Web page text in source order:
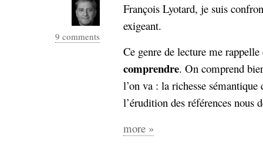
9 comments
François Lyotard, je suis
exigeant.
Ce genre de lecture me
comprendre. On comprend
l’on va : la richesse
l’érudition des références nous
more »